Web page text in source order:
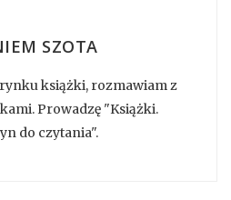
SZOTA
książki, rozmawiam z
Prowadzę "Książki.
do czytania".